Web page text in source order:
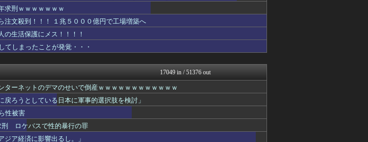
ってる軍用中国ドローン輸出禁止す...
まとめロッテ！
彼女「え、孕めってなに？」...
手、MLB初奪三振を奪って大はしゃ...
なんじぇいスタジアム＠なん...
いを目指す
ガンダムブログ（情報戦仕様...
した模様、財務省を手を組んでの返...
U-1 NEWS.
ｗｗｗ(※画像あり)
NEWSぽけまとめーる
開収録会場に【サク...
櫻坂46まとめもり～
議決定を批判 → 記者「中...
れまで到達した猛者が現...
馬鳥速報
秀喜「いやです」侍「しゃーない井...
れた。その理由を聞いて思わず反省...
帰って来たわww
まとめCUP
求刑ｗｗｗｗｗｗｗ
注文殺到！！！ １兆５０００億円で工場増築へ
の生活保護にメス！！！！
てしまったことが発覚・・・
17049 in / 51376 out
ターネットのデマのせいで倒産ｗｗｗｗｗｗｗｗｗｗｗｗ
ろうとしている日本に軍事的選択肢を検討」
性被害
刑 ロケバスで性的暴行の罪
ア経済に影響出るし。」